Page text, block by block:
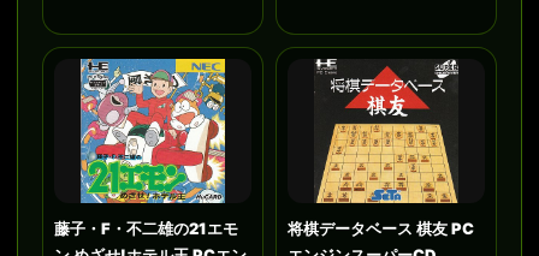
藤子・F・不二雄の21エモ
将棋データベース 棋友 PC